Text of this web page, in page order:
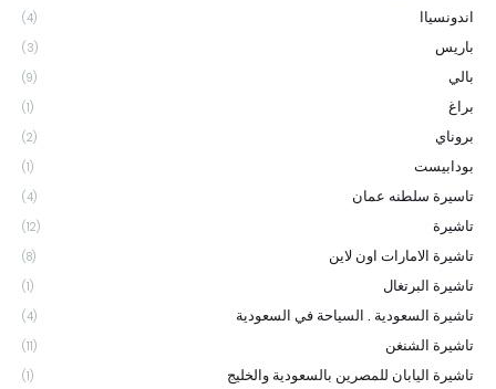
اندونسياا (4)
باريس (3)
بالي (9)
براغ (1)
بروناي (2)
بودابيست (1)
تاسيرة سلطنه عمان (4)
تاشيرة (12)
تاشيرة الامارات اون لاين (8)
تاشيرة البرتغال (1)
تاشيرة السعودية . السياحة في السعودية (4)
تاشيرة الشنغن (11)
تاشيرة اليابان للمصرين بالسعودية والخليج (1)